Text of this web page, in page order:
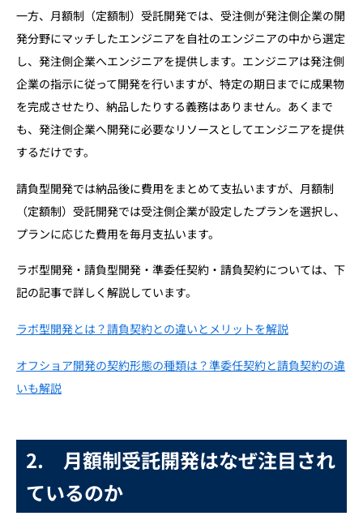
4-7. 株式会社mofmof
4-8. 株式会社CRドットアイ
4-9. 株式会社プロズサービス
4-10. アクセルユニバース株式会社
5-2. 柔軟に開発が進められる
6. 月額制・定額制受託開発を利用するデメリット
6-2. トータルコストが高くなる場合がある
6-3. 開発依頼がない場合でもコストは発生する
7. 月額制・定額制受託開発が向いているプロジェクト
8-1. 得意とする分野を見極める
8-2. コミュニケーションの適切さで選ぶ
一方、月額制（定額制）受託開発では、受注側が発注側企業の開
発分野にマッチしたエンジニアを自社のエンジニアの中から選定
し、発注側企業へエンジニアを提供します。エンジニアは発注側
企業の指示に従って開発を行いますが、特定の期日までに成果物
を完成させたり、納品したりする義務はありません。あくまで
も、発注側企業へ開発に必要なリソースとしてエンジニアを提供
するだけです。
請負型開発では納品後に費用をまとめて支払いますが、月額制
（定額制）受託開発では受注側企業が設定したプランを選択し、
プランに応じた費用を毎月支払います。
ラボ型開発・請負型開発・準委任契約・請負契約については、下
記の記事で詳しく解説しています。
ラボ型開発とは？請負契約との違いとメリットを解説
オフショア開発の契約形態の種類は？準委任契約と請負契約の違
いも解説
2. 月額制受託開発はなぜ注目され
ているのか